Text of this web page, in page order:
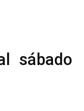
sábado